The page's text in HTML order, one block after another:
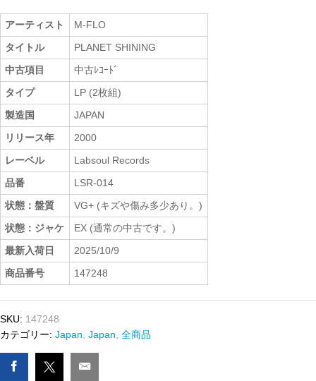
アーティスト
M-FLO
タイトル
PLANET SHINING
中古項目
中古ﾚｺｰﾄﾞ
タイプ
LP (2枚組)
製造国
JAPAN
リリース年
2000
レーベル
Labsoul Records
品番
LSR-014
状態：盤質
VG+ (キズや傷み多少あり。)
状態：ジャケ
EX (通常の中古です。)
最新入荷日
2025/10/9
商品番号
147248
SKU: 147248
カテゴリー: Japan, Japan, 全商品